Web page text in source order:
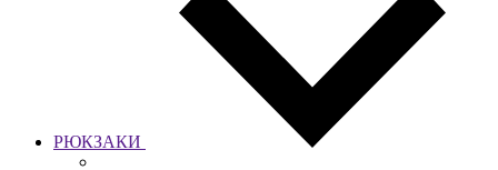
РЮКЗАКИ